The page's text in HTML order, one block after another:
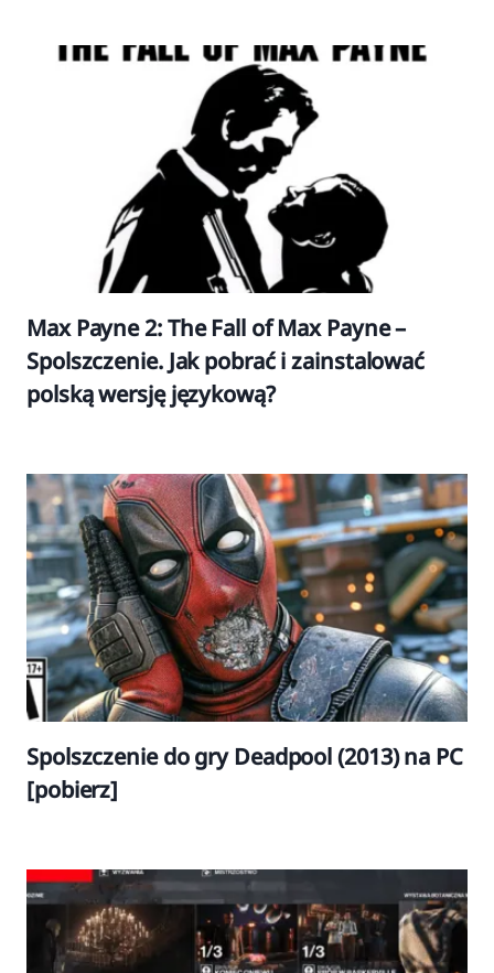
Max Payne 2: The Fall of Max Payne –
Spolszczenie. Jak pobrać i zainstalować
polską wersję językową?
Spolszczenie do gry Deadpool (2013) na PC
[pobierz]